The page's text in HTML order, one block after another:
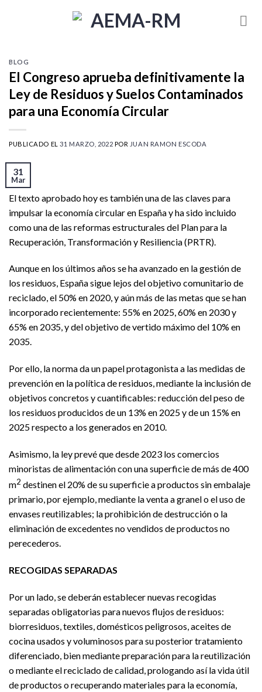
BLOG
El Congreso aprueba definitivamente la
Ley de Residuos y Suelos Contaminados
para una Economía Circular
PUBLICADO EL31 MARZO, 2022 POR JUAN RAMON ESCODA
31
Mar
El texto aprobado hoy es también una de las claves para
impulsar la economía circular en España y ha sido incluido
como una de las reformas estructurales del Plan para la
Recuperación, Transformación y Resiliencia (PRTR).
Aunque en los últimos años se ha avanzado en la gestión de
los residuos, España sigue lejos del objetivo comunitario de
reciclado, el 50% en 2020, y aún más de las metas que se han
incorporado recientemente: 55% en 2025, 60% en 2030 y
65% en 2035, y del objetivo de vertido máximo del 10% en
2035.
Por ello, la norma da un papel protagonista a las medidas de
prevención en la política de residuos, mediante la inclusión de
objetivos concretos y cuantificables: reducción del peso de
los residuos producidos de un 13% en 2025 y de un 15% en
2025 respecto a los generados en 2010.
Asimismo, la ley prevé que desde 2023 los comercios
minoristas de alimentación con una superficie de más de 400
m2 destinen el 20% de su superficie a productos sin embalaje
primario, por ejemplo, mediante la venta a granel o el uso de
envases reutilizables; la prohibición de destrucción o la
eliminación de excedentes no vendidos de productos no
perecederos.
RECOGIDAS SEPARADAS
Por un lado, se deberán establecer nuevas recogidas
separadas obligatorias para nuevos flujos de residuos:
biorresiduos, textiles, domésticos peligrosos, aceites de
cocina usados y voluminosos para su posterior tratamiento
diferenciado, bien mediante preparación para la reutilización
o mediante el reciclado de calidad, prologando así la vida útil
de productos o recuperando materiales para la economía,